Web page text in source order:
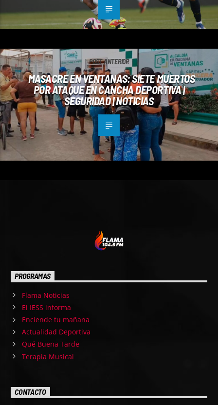
POST ANTERIOR
MASACRE EN VENTANAS: SIETE MUERTOS
POR ATAQUE EN CANCHA DEPORTIVA |
SEGURIDAD | NOTICIAS
PROGRAMAS
Flama Noticias
El IESS informa
Enciende tu mañana
Actualidad Deportiva
Qué Buena Tarde
Terapia Musical
CONTACTO